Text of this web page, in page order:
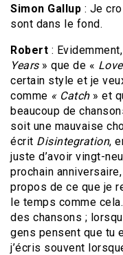
Simon Gallup : Je
sont dans le fond.
Robert :
Years» que de «
certain style et je
comme « Catch» et
beaucoup de
soit une mauvaise
écrit Disintegration,
juste d’avoir vingt-
prochain
propos de ce que je
le temps comme
des chansons ;
gens pensent que tu
j’écris souvent